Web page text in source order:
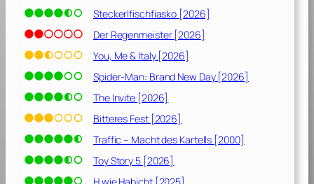
k
e
i
–
R
i
d
e
r
Steckerlfischfiasko [2026]
Der Regenmeister [2026]
You, Me & Italy [2026]
Spider-Man: Brand New Day [2026]
The Invite [2026]
Bitteres Fest [2026]
Traffic – Macht des Kartells [2000]
Toy Story 5 [2026]
H wie Habicht [2025]